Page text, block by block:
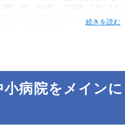
MR、MS、その他）」で調査しております
「年収600万以上」、ファルマスタッフ
病院をメインに